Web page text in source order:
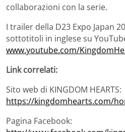
collaborazioni con la serie.
I trailer della D23 Expo Japan
sottotitoli in inglese su
www.youtube.com/
Link correlati:
Sito web di KINGDOM HEARTS:
https://kingdomhearts.com/
Pagina Facebook: